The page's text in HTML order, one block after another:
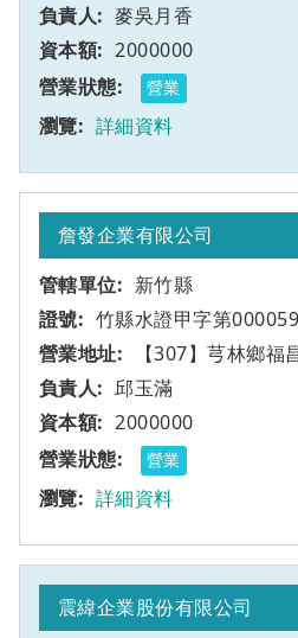
麥吳月香
2000000
營業
詳細資料
詹發企業有限公司
新竹縣
竹縣水證甲字第
【307】芎林鄉
邱玉滿
2000000
營業
詳細資料
震緯企業股份有限公司